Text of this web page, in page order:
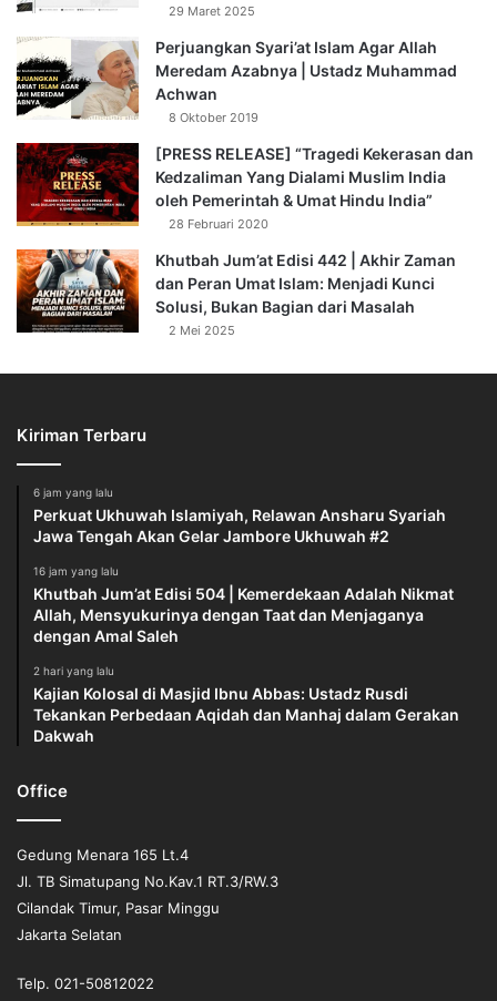
29 Maret 2025
Perjuangkan Syari’at Islam Agar Allah
Meredam Azabnya | Ustadz Muhammad
Achwan
8 Oktober 2019
[PRESS RELEASE] “Tragedi Kekerasan dan
Kedzaliman Yang Dialami Muslim India
oleh Pemerintah & Umat Hindu India”
28 Februari 2020
Khutbah Jum’at Edisi 442 | Akhir Zaman
dan Peran Umat Islam: Menjadi Kunci
Solusi, Bukan Bagian dari Masalah
2 Mei 2025
Kiriman Terbaru
6 jam yang lalu
Perkuat Ukhuwah Islamiyah, Relawan Ansharu Syariah
Jawa Tengah Akan Gelar Jambore Ukhuwah #2
16 jam yang lalu
Khutbah Jum’at Edisi 504 | Kemerdekaan Adalah Nikmat
Allah, Mensyukurinya dengan Taat dan Menjaganya
dengan Amal Saleh
2 hari yang lalu
Kajian Kolosal di Masjid Ibnu Abbas: Ustadz Rusdi
Tekankan Perbedaan Aqidah dan Manhaj dalam Gerakan
Dakwah
Office
Gedung Menara 165 Lt.4
Jl. TB Simatupang No.Kav.1 RT.3/RW.3
Cilandak Timur, Pasar Minggu
Jakarta Selatan
Telp. 021-50812022